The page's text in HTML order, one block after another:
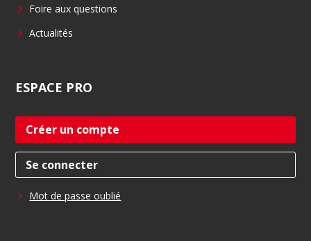
Foire aux questions
Actualités
ESPACE PRO
Créer un compte
Se connecter
Mot de passe oublié